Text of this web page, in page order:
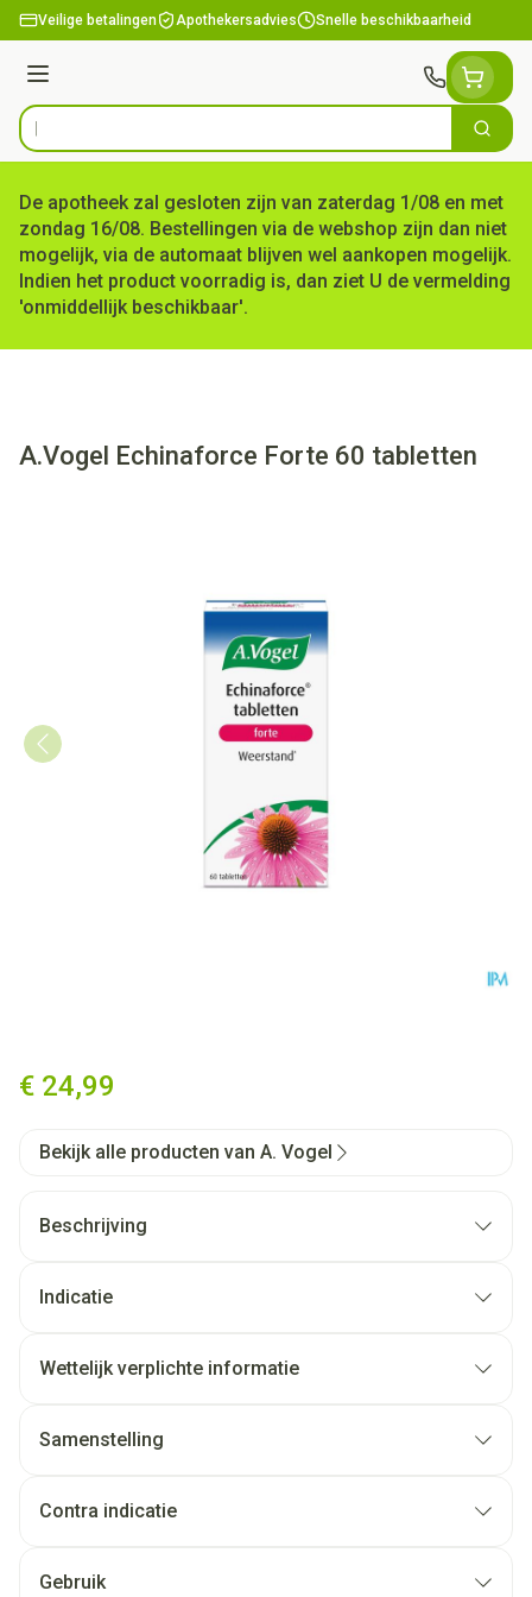
Ga naar de inhoud
Veilige betalingen Apothekersadvies Snelle beschikbaarheid
Menu
Product, merk, categorie... Zoek
De apotheek zal gesloten zijn van zaterdag 1/08 en met
zondag 16/08. Bestellingen via de webshop zijn dan niet
mogelijk, via de automaat blijven wel aankopen mogelijk.
Indien het product voorradig is, dan ziet U de vermelding
'onmiddellijk beschikbaar'.
A.Vogel Echinaforce Forte 60 tabletten
€ 24,99
Bekijk alle producten van A. Vogel
Beschrijving
Indicatie
Wettelijk verplichte informatie
Samenstelling
Contra indicatie
Gebruik